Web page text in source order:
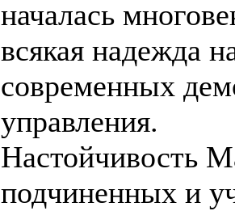
началась
всякая надежда
современных
управления.
Настойчивость
подчиненных и